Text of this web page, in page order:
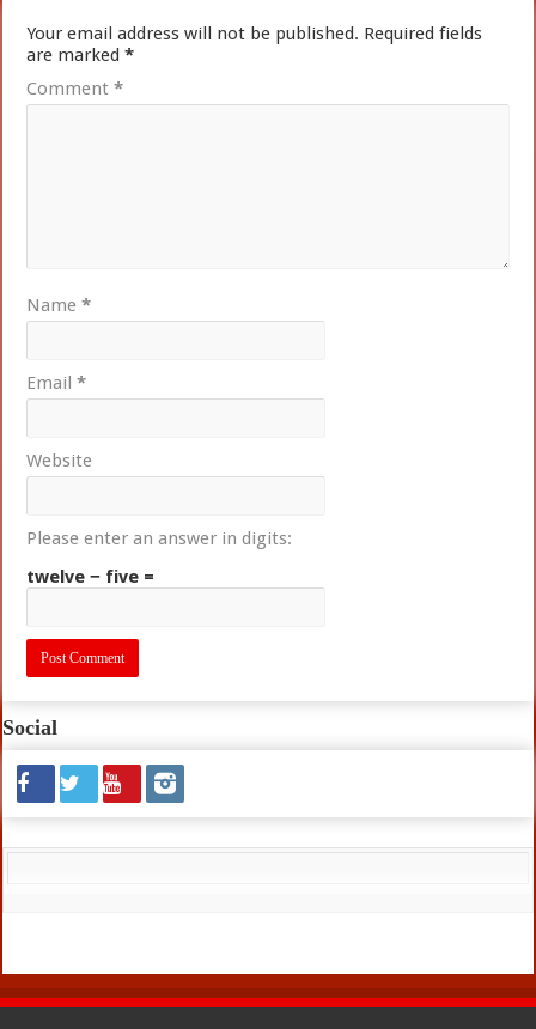
Your email address will not be published. Required fields
are marked*
Comment*
Name*
Email*
Website
Please enter an answer in digits:
twelve − five =
Social